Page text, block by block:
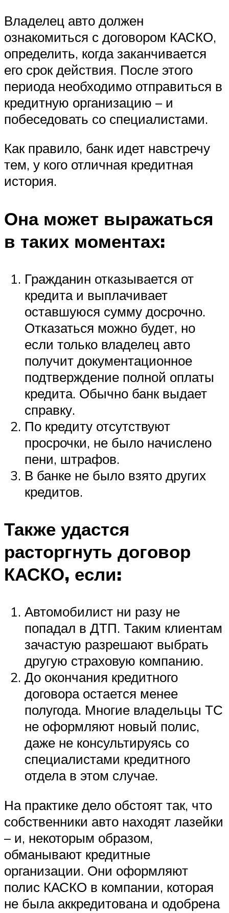
Владелец авто должен
ознакомиться с договором КАСКО,
определить, когда заканчивается
его срок действия. После этого
периода необходимо отправиться в
кредитную организацию – и
побеседовать со специалистами.
Как правило, банк идет навстречу
тем, у кого отличная кредитная
история.
Она может выражаться
в таких моментах:
Гражданин отказывается от
кредита и выплачивает
оставшуюся сумму досрочно.
Отказаться можно будет, но
если только владелец авто
получит документационное
подтверждение полной оплаты
кредита. Обычно банк выдает
справку.
По кредиту отсутствуют
просрочки, не было начислено
пени, штрафов.
В банке не было взято других
кредитов.
Также удастся
расторгнуть договор
КАСКО, если:
Автомобилист ни разу не
попадал в ДТП. Таким клиентам
зачастую разрешают выбрать
другую страховую компанию.
До окончания кредитного
договора остается менее
полугода. Многие владельцы ТС
не оформляют новый полис,
даже не консультируясь со
специалистами кредитного
отдела в этом случае.
На практике дело обстоят так, что
собственники авто находят лазейки
– и, некоторым образом,
обманывают кредитные
организации. Они оформляют
полис КАСКО в компании, которая
не была аккредитована и одобрена